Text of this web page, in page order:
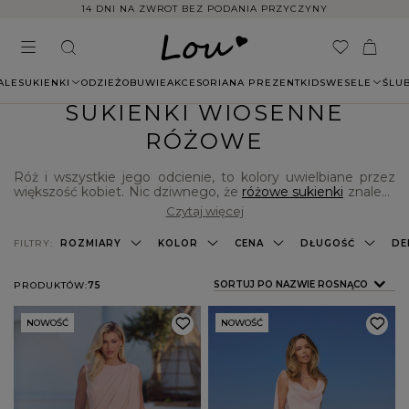
14 DNI NA ZWROT BEZ PODANIA PRZYCZYNY
SUKIENKI ODZIEŻOBUWIEAKCESORIANA PREZENTKIDSWESELE
SUKIENKI WIOSENNE
RÓŻOWE
Róż i wszystkie jego odcienie, to kolory uwielbiane przez
większość kobiet. Nic dziwnego, że różowe sukienki znaleźć
można także w kolekcji polskiej marki odzieżowej Lou!
Pełen asortyment obejmuje modele casualowe,
eleganckie, koktajlowe, a nawet wieczorowe - każdy z nich
został wykonany z najwyższej jakości materiałów, które
Czytaj więcej
PRODUKTÓW:75 ZMIEŃ SORTOWANIE
SORTUJ PO NAZWIE ROSNĄCO
FILTRY: ROZMIARY KOLOR CENA DŁUGOŚĆ
NOWOŚĆ NOWOŚĆ